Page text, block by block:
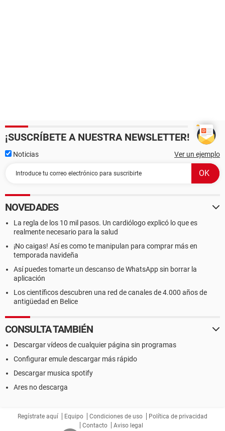
¡SUSCRÍBETE A NUESTRA NEWSLETTER!
Noticias Ver un ejemplo
NOVEDADES
La regla de los 10 mil pasos. Un cardiólogo explicó lo que es
realmente necesario para la salud
¡No caigas! Así es como te manipulan para comprar más en
temporada navideña
Así puedes tomarte un descanso de WhatsApp sin borrar la
aplicación
Los científicos descubren una red de canales de 4.000 años de
antigüedad en Belice
CONSULTA TAMBIÉN
Descargar vídeos de cualquier página sin programas
Configurar emule descargar más rápido
Descargar musica spotify
Ares no descarga
Regístrate aquí Equipo Condiciones de uso
Política de privacidad
Contacto
Aviso legal